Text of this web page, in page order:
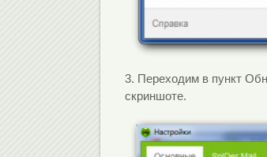
3. Переходим в пункт
скриншоте.